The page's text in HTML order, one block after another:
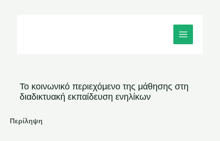
MAIN
MENU
Το κοινωνικό περιεχόμενο της μάθησης στη
διαδικτυακή εκπαίδευση ενηλίκων
Περίληψη